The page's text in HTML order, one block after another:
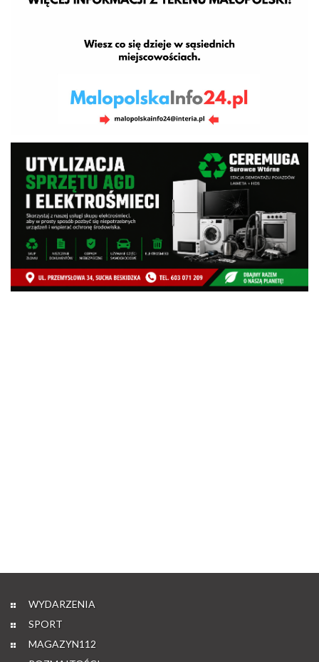
WYDARZENIA
SPORT
MAGAZYN112